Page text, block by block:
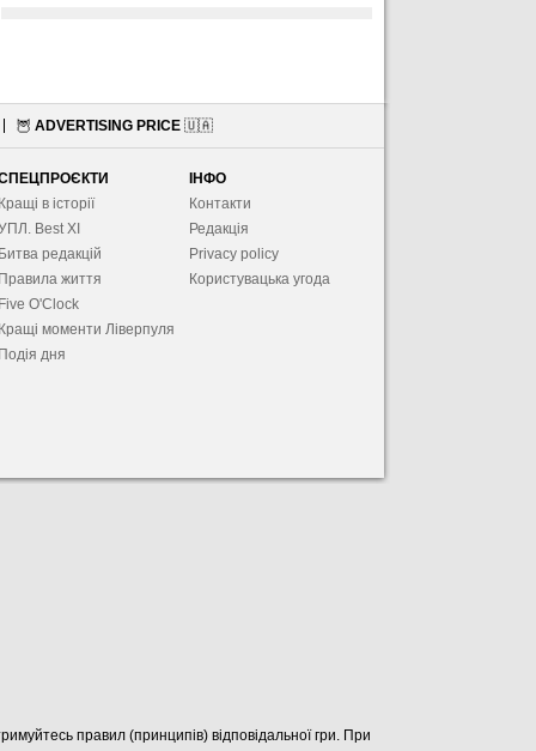
🦉 ADVERTISING PRICE 🇺🇦
Кращі в історії
Best XІ
Битва редакцій
Правила життя
Five O'Clock
Кращі моменти Ліверпуля
Подія дня
ІНФО
Контакти
Редакція
Privacy policy
Користувацька угода
правил (принципів) відповідальної гри. При